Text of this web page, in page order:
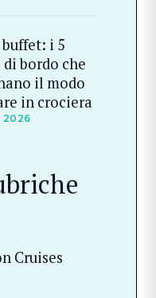
i 5
bordo che
il modo
in crociera
2026
Cruises